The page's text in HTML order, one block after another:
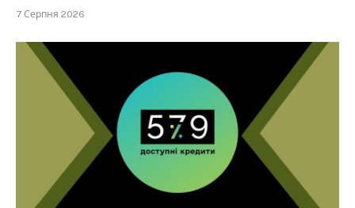
7 Серпня 2026